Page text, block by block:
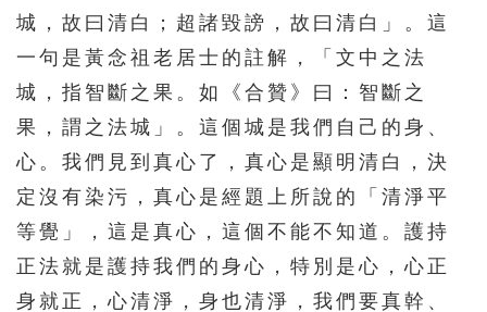
城，故曰清白；超諸毀謗，故曰清白」。這
一句是黃念祖老居士的註解，「文中之法
城，指智斷之果。如《合贊》曰：智斷之
果，謂之法城」。這個城是我們自己的身、
心。我們見到真心了，真心是顯明清白，決
定沒有染污，真心是經題上所說的「清淨平
等覺」，這是真心，這個不能不知道。護持
正法就是護持我們的身心，特別是心，心正
身就正，心清淨，身也清淨，我們要真幹、